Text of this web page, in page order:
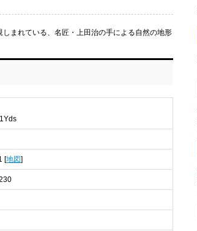
まれている、名匠・上田治の手による自然の地形
[地図]